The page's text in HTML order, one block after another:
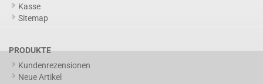
Kasse
Sitemap
PRODUKTE
Kundenrezensionen
Neue Artikel